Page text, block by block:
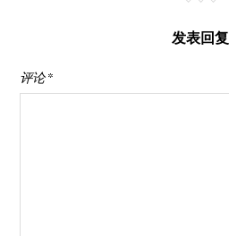
发表回复
评论*